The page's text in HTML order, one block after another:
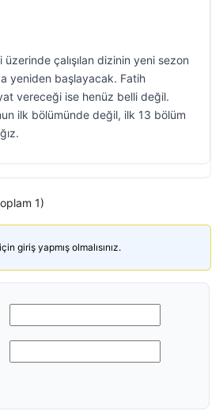
çalışılan dizinin yeni sezon
yeniden başlayacak. Fatih
vereceği ise henüz belli değil.
ilk bölümünde değil, ilk 13 bölüm
1)
giriş yapmış olmalısınız.